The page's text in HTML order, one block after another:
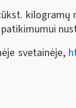
svetainėje,